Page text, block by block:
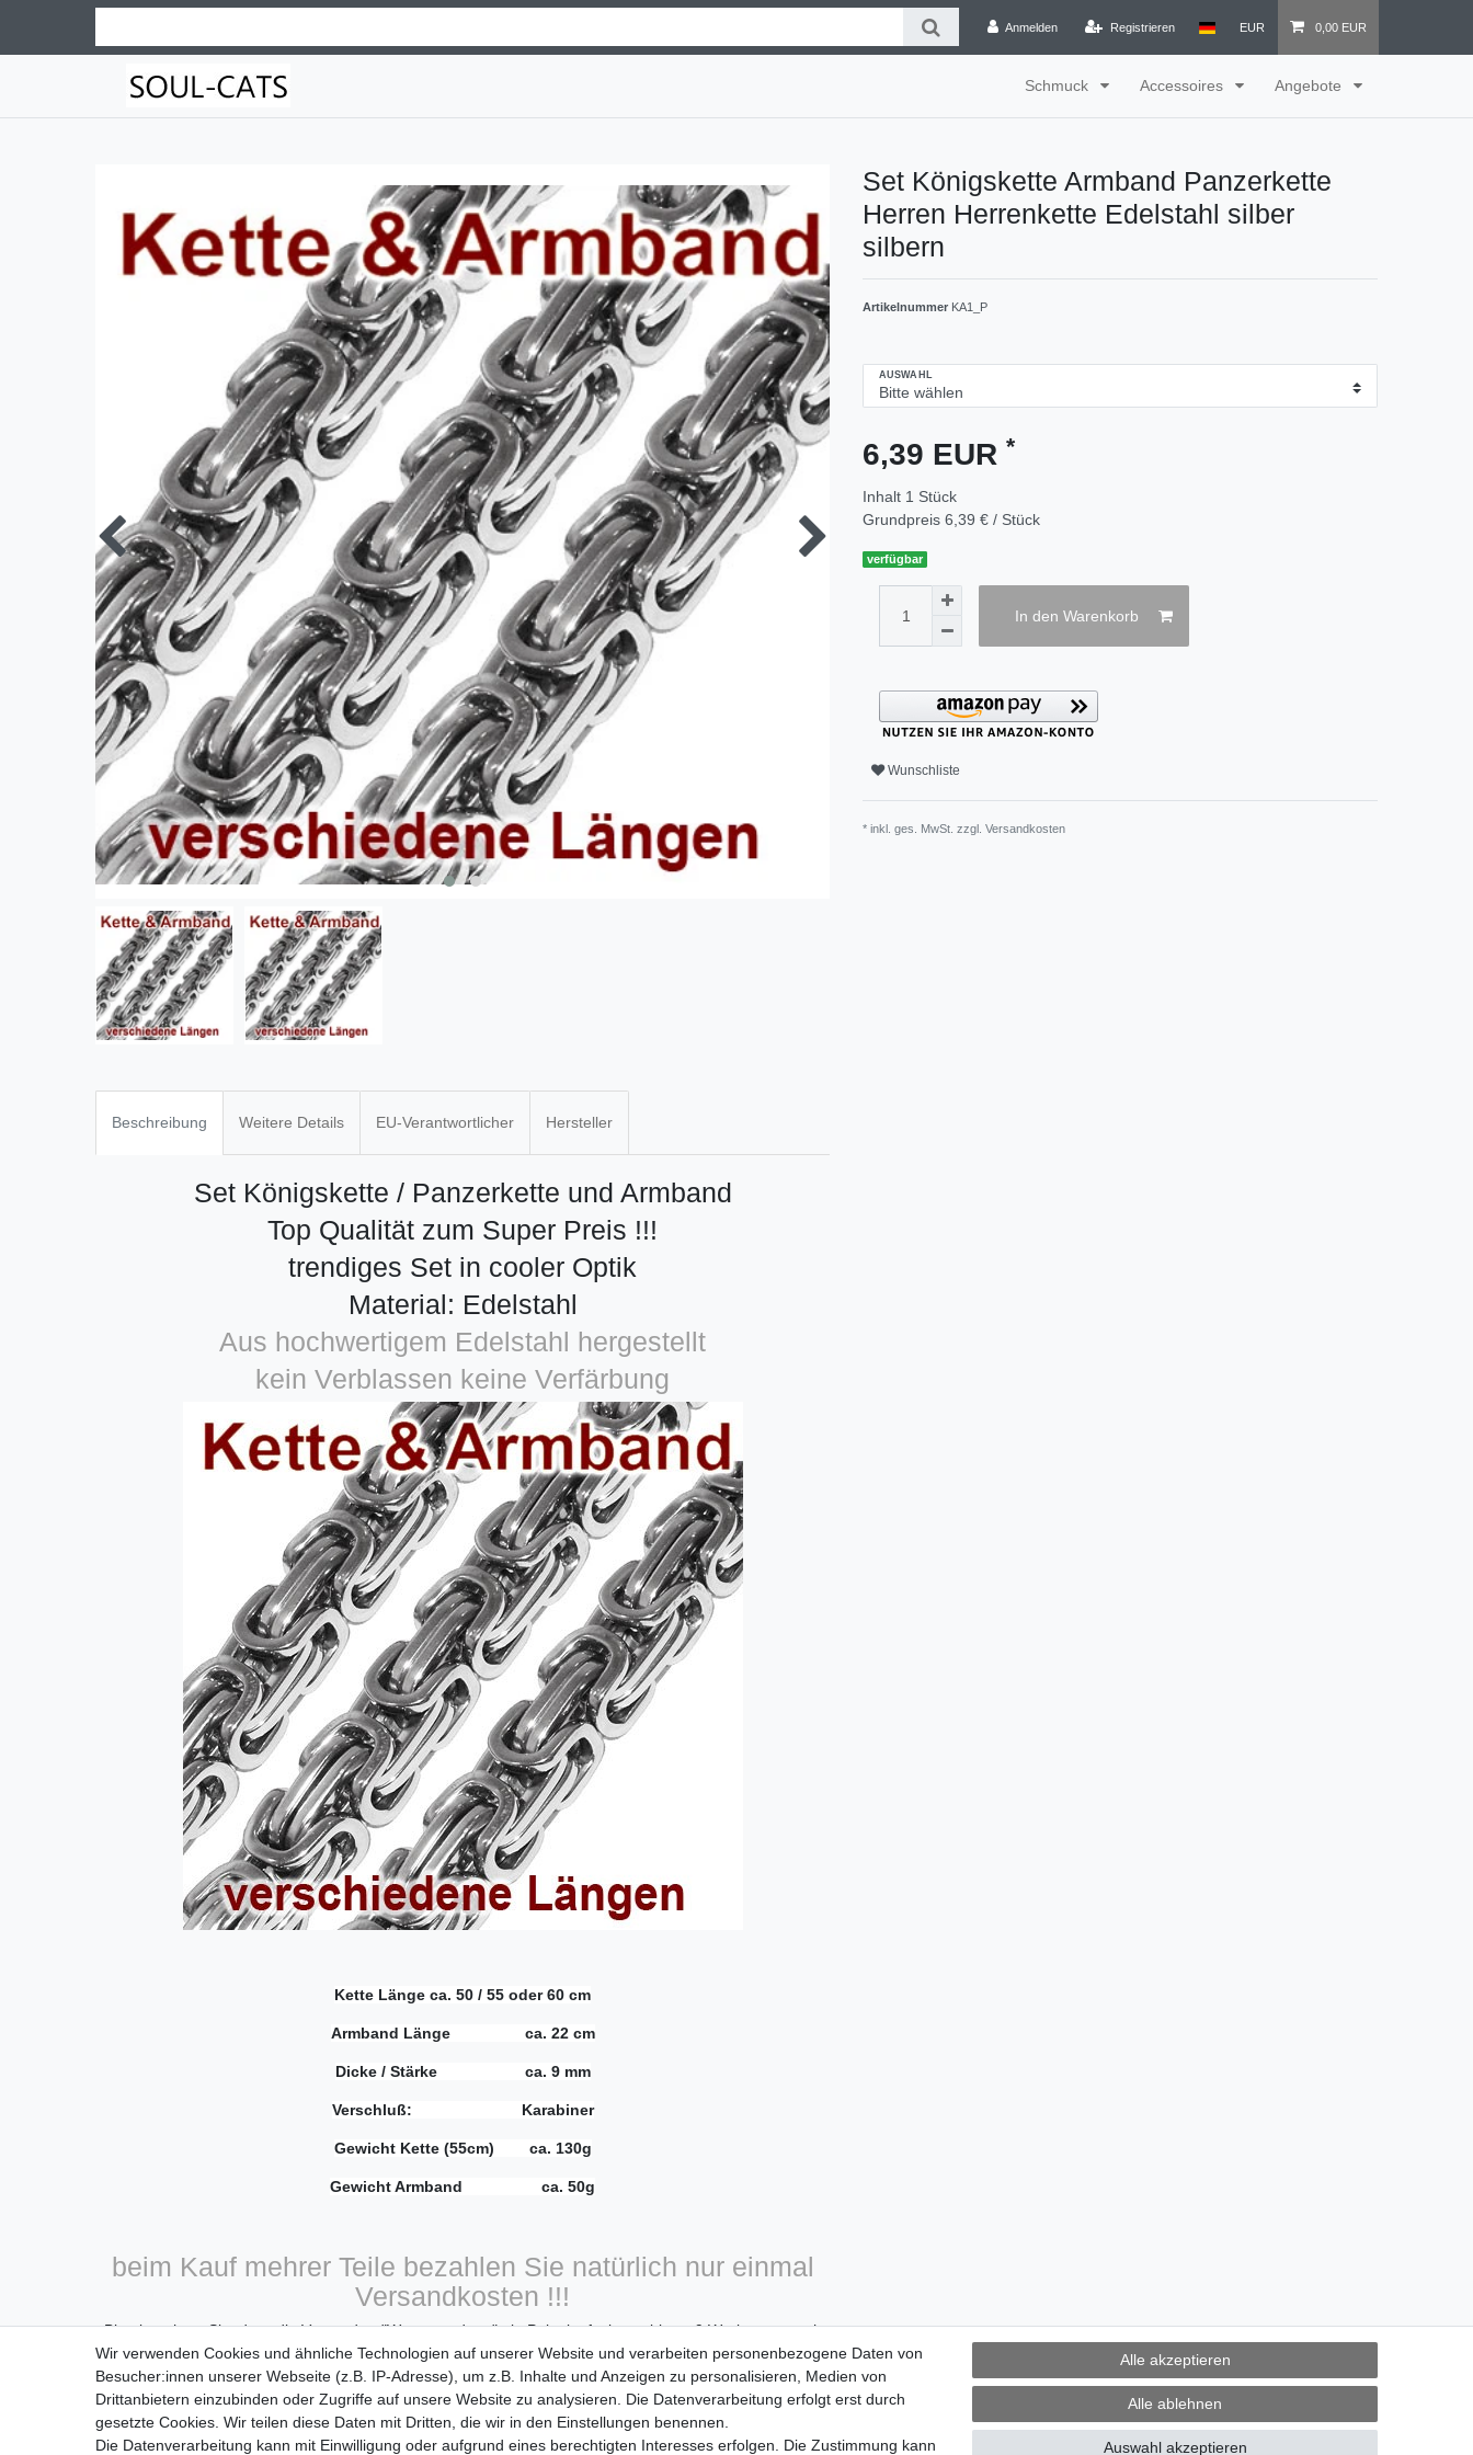
Anmelden Registrieren EUR 0,00 EUR
Schmuck Accessoires Angebote
Set Königskette Armband Panzerkette
Herren Herrenkette Edelstahl silber
silbern
Artikelnummer KA1_P
AUSWAHL
6,39 EUR *
Inhalt 1 Stück
Grundpreis 6,39 € / Stück
verfügbar
In den Warenkorb
Wunschliste
* inkl. ges. MwSt. zzgl. Versandkosten
Beschreibung Weitere Details EU-Verantwortlicher Hersteller
Set Königskette / Panzerkette und Armband
Top Qualität zum Super Preis !!!
trendiges Set in cooler Optik
Material: Edelstahl
Aus hochwertigem Edelstahl hergestellt
kein Verblassen keine Verfärbung
Kette Länge ca. 50 / 55 oder 60 cm
Armband Länge ca. 22 cm
Dicke / Stärke ca. 9 mm
Verschluß: Karabiner
Gewicht Kette (55cm) ca. 130g
Gewicht Armband ca. 50g
beim Kauf mehrer Teile bezahlen Sie natürlich nur einmal
Versandkosten !!!
Bitte beachten Sie, dass die Versandart "Warensendung" ein Paketlaufzeit von bis zu 9 Werktagen nach
sich ziehen kann.
Der Versand erfogt am nächsten Wochentag nach Zahlungseingang.
Wir verwenden Cookies und ähnliche Technologien auf unserer Website und verarbeiten personenbezogene Daten von
Besucher:innen unserer Webseite (z.B. IP-Adresse), um z.B. Inhalte und Anzeigen zu personalisieren, Medien von
Drittanbietern einzubinden oder Zugriffe auf unsere Website zu analysieren. Die Datenverarbeitung erfolgt erst durch
gesetzte Cookies. Wir teilen diese Daten mit Dritten, die wir in den Einstellungen benennen.
Die Datenverarbeitung kann mit Einwilligung oder aufgrund eines berechtigten Interesses erfolgen. Die Zustimmung kann
Alle akzeptieren
Alle ablehnen
Auswahl akzeptieren